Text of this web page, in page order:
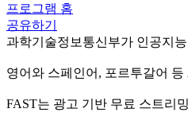
프로그램 홈
공유하기
과학기술정보통신부가 인공지
영어와 스페인어, 포르투갈어
FAST는 광고 기반 무료 스트리